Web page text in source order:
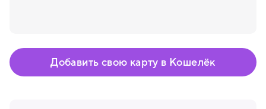
Добавить свою карту в Кошелёк